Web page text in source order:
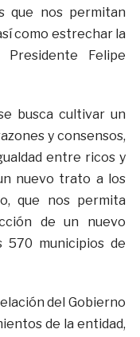
que nos permitan
como estrechar la
Felipe
busca cultivar un
y consensos,
entre ricos y
nuevo trato a los
que nos permita
de un nuevo
municipios de
del Gobierno
de la entidad,